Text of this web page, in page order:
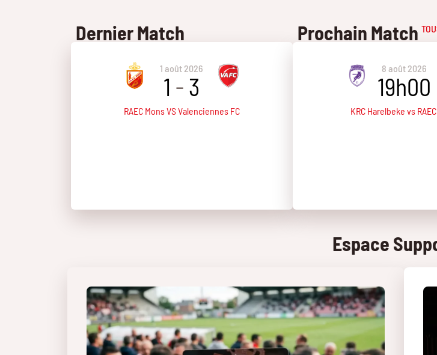
Dernier Match
1 août 2026
1 - 3
RAEC Mons VS Valenciennes FC
Prochain Match
8 août 2026
19h00
KRC Harelbeke vs
Espace